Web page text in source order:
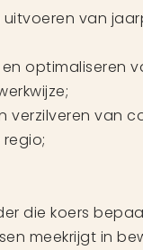
uitvoeren van
optimaliseren
verzilveren van
die koers
meekrijgt in